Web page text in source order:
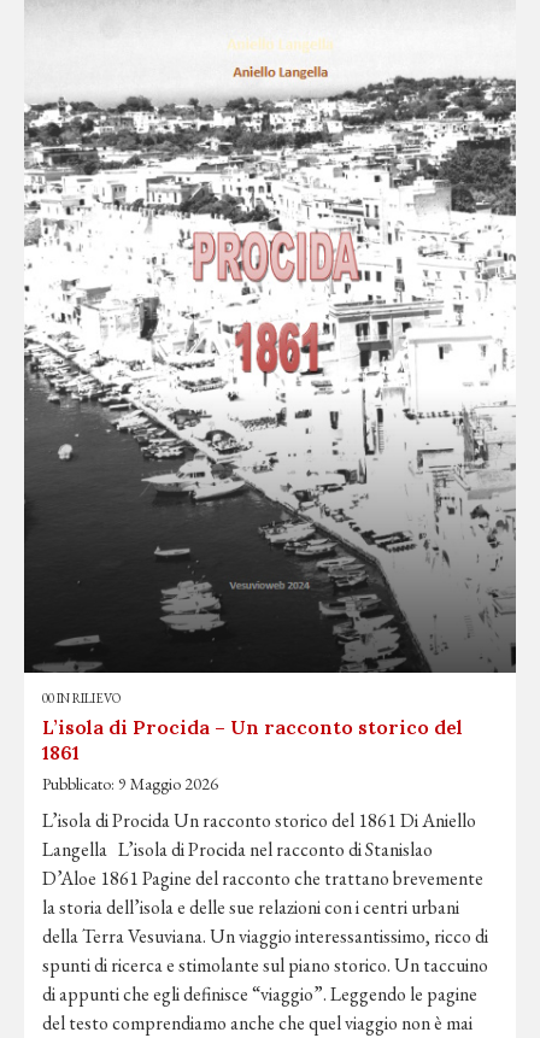
00 IN RILIEVO
L’isola di Procida – Un racconto storico del
1861
Pubblicato: 9 Maggio 2026
L’isola di Procida Un racconto storico del 1861 Di Aniello
Langella L’isola di Procida nel racconto di Stanislao
D’Aloe 1861 Pagine del racconto che trattano brevemente
la storia dell’isola e delle sue relazioni con i centri urbani
della Terra Vesuviana. Un viaggio interessantissimo, ricco di
spunti di ricerca e stimolante sul piano storico. Un taccuino
di appunti che egli definisce “viaggio”. Leggendo le pagine
del testo comprendiamo anche che quel viaggio non è mai